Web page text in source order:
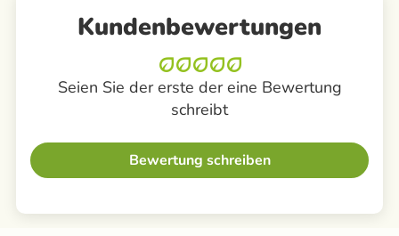
Kundenbewertungen
Seien Sie der erste der eine Bewertung
schreibt
Bewertung schreiben